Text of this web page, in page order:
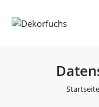
Startseite